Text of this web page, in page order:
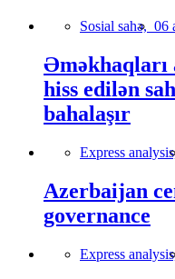
Sosial sahə, 06
Əməkhaqları
hiss edilən
bahalaşır
Express
Azerbaijan
governance
Express